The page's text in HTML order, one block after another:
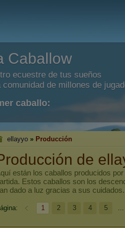
Caballow
ecuestre de tus sueños
comunidad de millones de
caballo:
ellayyo » Producción
de
están los caballos producidos por
Estos caballos son los
dado a luz gracias a sus cuidados.
1 2 3 4 5 ...